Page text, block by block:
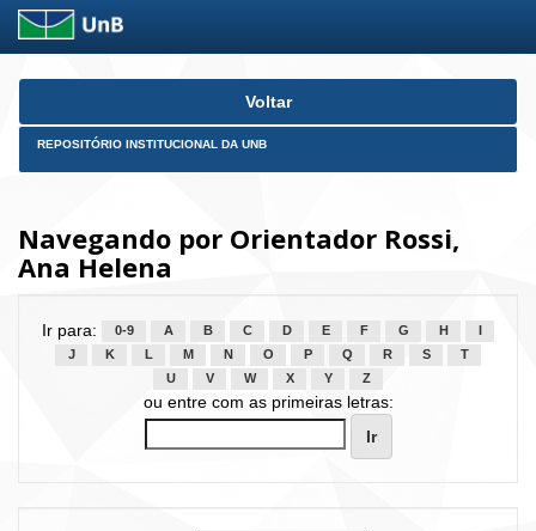
Skip
Voltar
REPOSITÓRIO INSTITUCIONAL DA UNB
Navegando por Orientador Rossi,
Ana Helena
Ir para: 0-9 A B C D E F G H
J
K L M N O P Q R S
T
U
V W X Y Z
ou entre com as primeiras letras: